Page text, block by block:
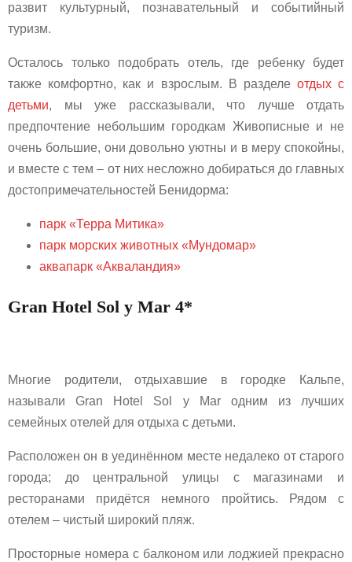
развит культурный, познавательный и событийный
туризм.
Осталось только подобрать отель, где ребенку будет
также комфортно, как и взрослым. В разделе отдых с
детьми, мы уже рассказывали, что лучше отдать
предпочтение небольшим городкам Живописные и не
очень большие, они довольно уютны и в меру спокойны,
и вместе с тем – от них несложно добираться до главных
достопримечательностей Бенидорма:
парк «Терра Митика»
парк морских животных «Мундомар»
аквапарк «Акваландия»
Gran Hotel Sol y Mar 4*
Многие родители, отдыхавшие в городке Кальпе,
называли Gran Hotel Sol y Mar одним из лучших
семейных отелей для отдыха с детьми.
Расположен он в уединённом месте недалеко от старого
города; до центральной улицы с магазинами и
ресторанами придётся немного пройтись. Рядом с
отелем – чистый широкий пляж.
Просторные номера с балконом или лоджией прекрасно